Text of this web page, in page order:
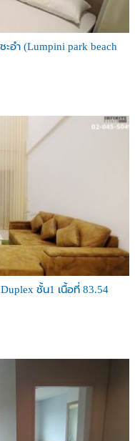
อำ (Lumpini park beach
ชั้น1 เนื้อที่ 83.54